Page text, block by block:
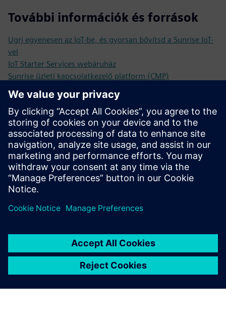
További információk és források
Ugrj egyenesen az IoT-be, és gyorsan bővítsd a Sunrise IoT-
vel
IoT Starter Services webáruház
Sunrise üzleti kapcsolatkezelő platform (CMP)
Inspiráló Sunrise IoT történetek és felhasználási esetek
A tesztriasztótól az intelligens városig a jövő Kockum
Sonics és intelligens szirénák segítségével
IoT alapjai, trendek és gyakorlati példa a Sunrise IoT fehér
könyvben
Feltételek